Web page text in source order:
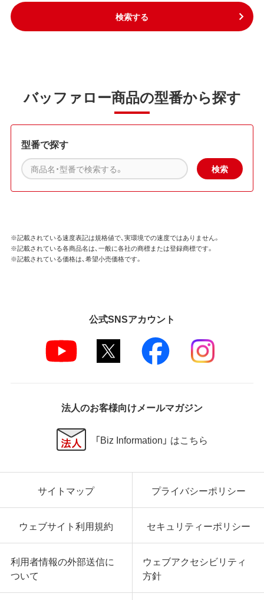
検索する
バッファロー商品の型番から探す
型番で探す
※記載されている速度表記は規格値で、実環境での速度ではありません。
※記載されている各商品名は、一般に各社の商標または登録商標です。
※記載されている価格は、希望小売価格です。
公式SNSアカウント
法人のお客様向けメールマガジン
「Biz Information」 はこちら
サイトマップ プライバシーポリシー
ウェブサイト利用規約 セキュリティーポリシー
利用者情報の外部送信に
ついて
ウェブアクセシビリティ
方針